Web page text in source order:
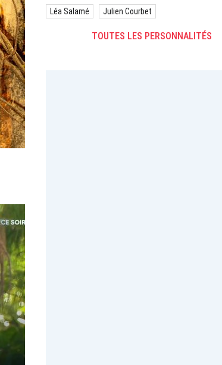
Léa Salamé Julien Courbet
TOUTES LES PERSONNALITÉS